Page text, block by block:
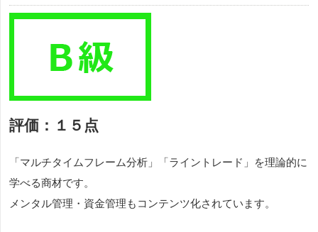
評価：１５点
「マルチタイムフレーム分析」「ライントレード」を理論的に
学べる商材です。
メンタル管理・資金管理もコンテンツ化されています。